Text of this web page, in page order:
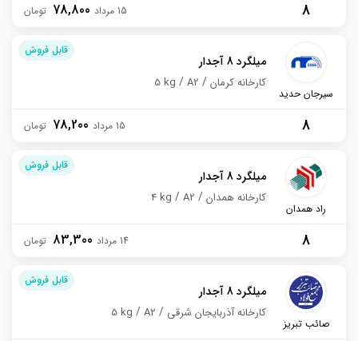
8
78,800 15 مرداد
قابل فروش
سیرجان حدید
میلگرد 8 آجدار
5 kg A2 کارخانه کرمان
8
78,200 15 مرداد
قابل فروش
راد همدان
میلگرد 8 آجدار
4 kg A2 کارخانه همدان
8
83,300 14 مرداد
قابل فروش
صائب تبریز
میلگرد 8 آجدار
5 kg A2 کارخانه آذربایجان شرقی